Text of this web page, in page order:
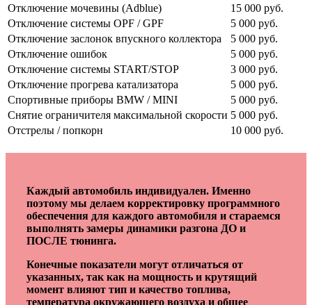
Отключение мочевины (Adblue)
15 000 руб.
Отключение системы OPF / GPF
5 000 руб.
Отключение заслонок впускного коллектора
5 000 руб.
Отключение ошибок
5 000 руб.
Отключение системы START/STOP
3 000 руб.
Отключение прогрева катализатора
5 000 руб.
Спортивные приборы BMW / MINI
5 000 руб.
Снятие ограничителя максимальной скорости 5 000 руб.
Отстрелы / попкорн
10 000 руб.
Каждый автомобиль индивидуален. Именно
поэтому мы делаем корректировку программного
обеспечения для каждого автомобиля и стараемся
выполнять замеры динамики разгона ДО и
ПОСЛЕ тюнинга.
Конечные показатели могут отличаться от
указанных, так как на мощность и крутящий
момент влияют тип и качество топлива,
температура окружающего воздуха и общее